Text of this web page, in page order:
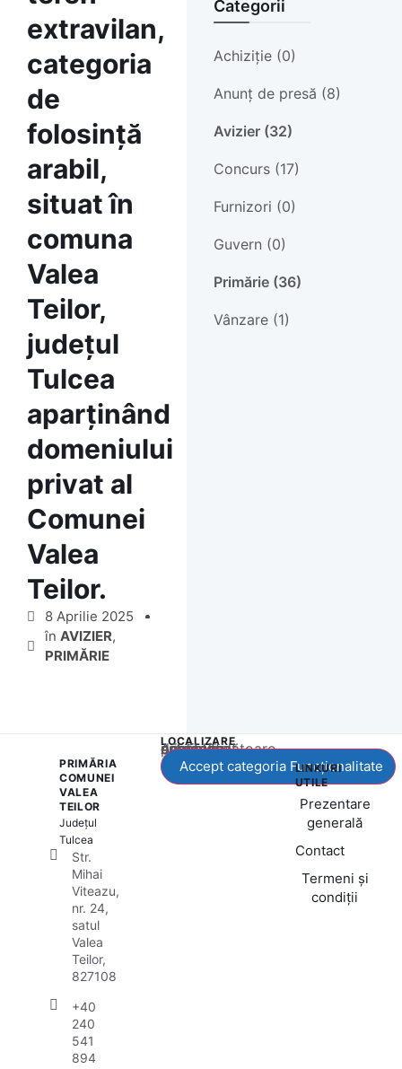
extravilan,
categoria
de
folosință
arabil,
situat în
comuna
Valea
Teilor,
județul
Tulcea
aparținând
domeniului
privat al
Comunei
Valea
Teilor.
8 Aprilie 2025
în AVIZIER,
PRIMĂRIE
Categorii
Achiziție (0)
Anunț de presă (8)
Avizier (32)
Concurs (17)
Furnizori (0)
Guvern (0)
Primărie (36)
Vânzare (1)
PRIMĂRIA
COMUNEI
VALEA
TEILOR
Județul
Tulcea
Str.
Mihai
Viteazu,
nr. 24,
satul
Valea
Teilor,
827108
+40
240
541
894
LOCALIZARE
Acest conținut este blocat până când acceptați categoria corespunzătoare de cookie-uri.
Accept categoria Funcționalitate
LINKURI
UTILE
Prezentare
generală
Contact
Termeni și
condiții